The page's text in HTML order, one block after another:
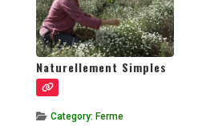
Naturellement Simples
Category:Ferme